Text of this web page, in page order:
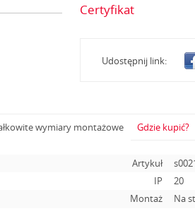
Certyfikat
Udostępnij link:
Artykuł
IP
20
Montaż
Na
wymiary montażowe Gdzie kupić?